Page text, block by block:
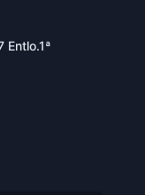
Entlo.1ª